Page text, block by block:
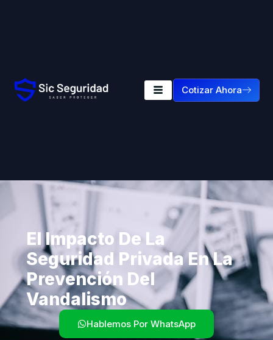
Cotizar Ahora
El Impacto De La
Seguridad Privada En La
Prevención Del
Vandalismo
Hablemos Por WhatsApp